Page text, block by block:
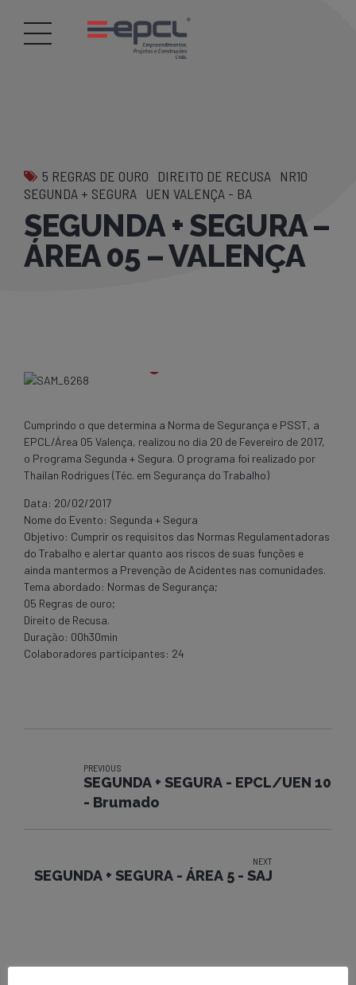
5 REGRAS DE OURO DIREITO DE RECUSA NR10
SEGUNDA + SEGURA UEN VALENÇA - BA
SEGUNDA + SEGURA –
ÁREA 05 – VALENÇA
Cumprindo o que determina a Norma de Segurança e PSST, a
EPCL/Área 05 Valença, realizou no dia 20 de Fevereiro de 2017,
o Programa Segunda + Segura. O programa foi realizado por
Thailan Rodrigues (Téc. em Segurança do Trabalho)
Data: 20/02/2017
Nome do Evento: Segunda + Segura
Objetivo: Cumprir os requisitos das Normas Regulamentadoras
do Trabalho e alertar quanto aos riscos de suas funções e
ainda mantermos a Prevenção de Acidentes nas comunidades.
Tema abordado: Normas de Segurança;
05 Regras de ouro;
Direito de Recusa.
Duração: 00h30min
Colaboradores participantes: 24
PREVIOUS
SEGUNDA + SEGURA - EPCL/UEN 10
- Brumado
NEXT
SEGUNDA + SEGURA - ÁREA 5 - SAJ